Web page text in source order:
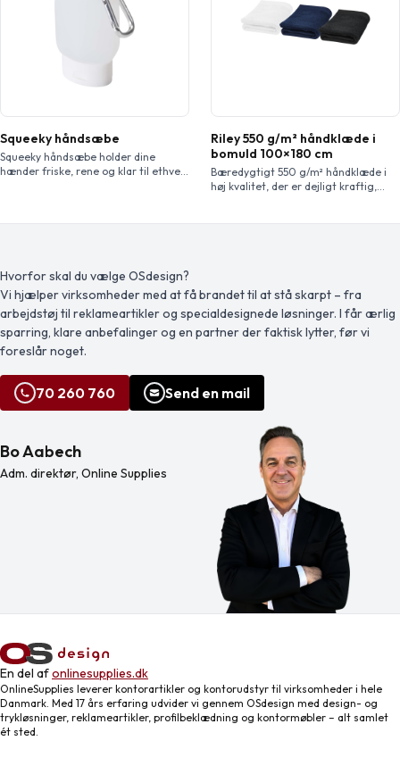
Håndklædet har en størrelse på
180×100 cm og […]
Squeeky håndsæbe
Squeeky håndsæbe holder dine
hænder friske, rene og klar til ethvert
hverdagen. Frisk citrusduft. Indhold:
Riley 550 g/m² håndklæde i
bomuld 100×180 cm
Bæredygtigt 550 g/m² håndklæde i
høj kvalitet, der er dejligt kraftig,
socialt ansvarlige arbejdsvilkår og er
uden skadelige kemikalier eller
syntetiske materialer. Findes i flere
flotte farver til at […]
Hvorfor skal du vælge OSdesign?
Vi hjælper virksomheder med at få brandet til at stå skarpt – fra
arbejdstøj til reklameartikler og specialdesignede løsninger. I får ærlig
sparring, klare anbefalinger og en partner der faktisk lytter, før vi
foreslår noget.
70 260 760 Send en mail
Bo Aabech
Adm. direktør, Online Supplies
En del afonlinesupplies.dk
OnlineSupplies leverer kontorartikler og kontorudstyr til virksomheder i hele
Danmark. Med 17 års erfaring udvider vi gennem OSdesign med design- og
trykløsninger, reklameartikler, profilbeklædning og kontormøbler – alt samlet
ét sted.